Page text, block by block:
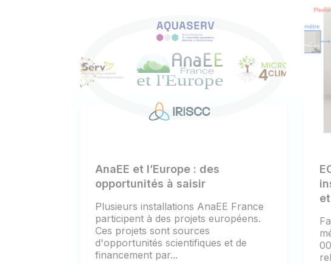
AnaEE et l’Europe : des
opportunités à saisir
Plusieurs installations AnaEE France
participent à des projets européens.
Ces projets sont sources
d'opportunités scientifiques et de
financement par...